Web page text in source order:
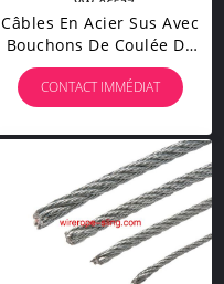
Câbles En Acier Sus Avec
Bouchons De Coulée De
Diamètre
CONTACT IMMÉDIAT